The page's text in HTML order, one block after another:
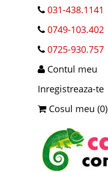
031-438.1141
0749-103.402
0725-930.757
Contul meu
Inregistreaza-te
Cosul meu (0)